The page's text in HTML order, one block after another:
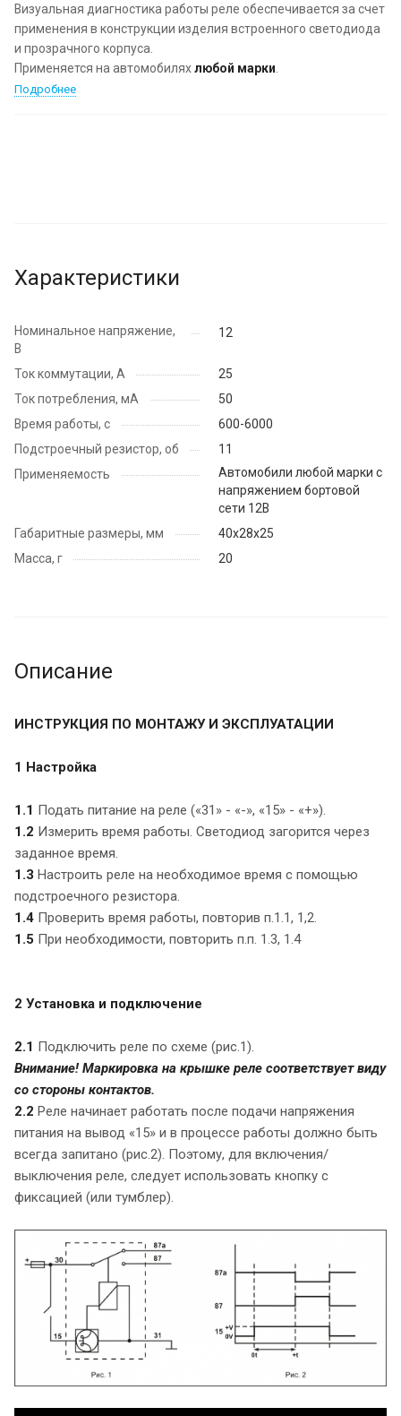
Визуальная диагностика работы реле обеспечивается за счет
применения в конструкции изделия встроенного светодиода
и прозрачного корпуса.
Применяется на автомобиляхлюбой марки
Подробнее
Характеристики
Номинальное напряжение,
В
12
Ток коммутации, А
25
Ток потребления, мА
50
Время работы, с
600-6000
Подстроечный резистор, об
11
Применяемость
Автомобили любой марки с
напряжением бортовой
сети 12В
Габаритные размеры, мм
40х28х25
Масса, г
20
Описание
ИНСТРУКЦИЯ ПО МОНТАЖУ И ЭКСПЛУАТАЦИИ
1 Настройка
1.1 Подать питание на реле («31» - «-», «15» - «+»).
1.2 Измерить время работы. Светодиод загорится через
заданное время.
1.3 Настроить реле на необходимое время с помощью
подстроечного резистора.
1.4 Проверить время работы, повторив п.1.1, 1,2.
1.5 При необходимости, повторить п.п. 1.3, 1.4
2 Установка и подключение
2.1 Подключить реле по схеме (рис.1).
Внимание! Маркировка на крышке реле соответствует виду
со стороны контактов.
2.2 Реле начинает работать после подачи напряжения
питания на вывод «15» и в процессе работы должно быть
всегда запитано (рис.2). Поэтому, для включения/
выключения реле, следует использовать кнопку с
фиксацией (или тумблер).